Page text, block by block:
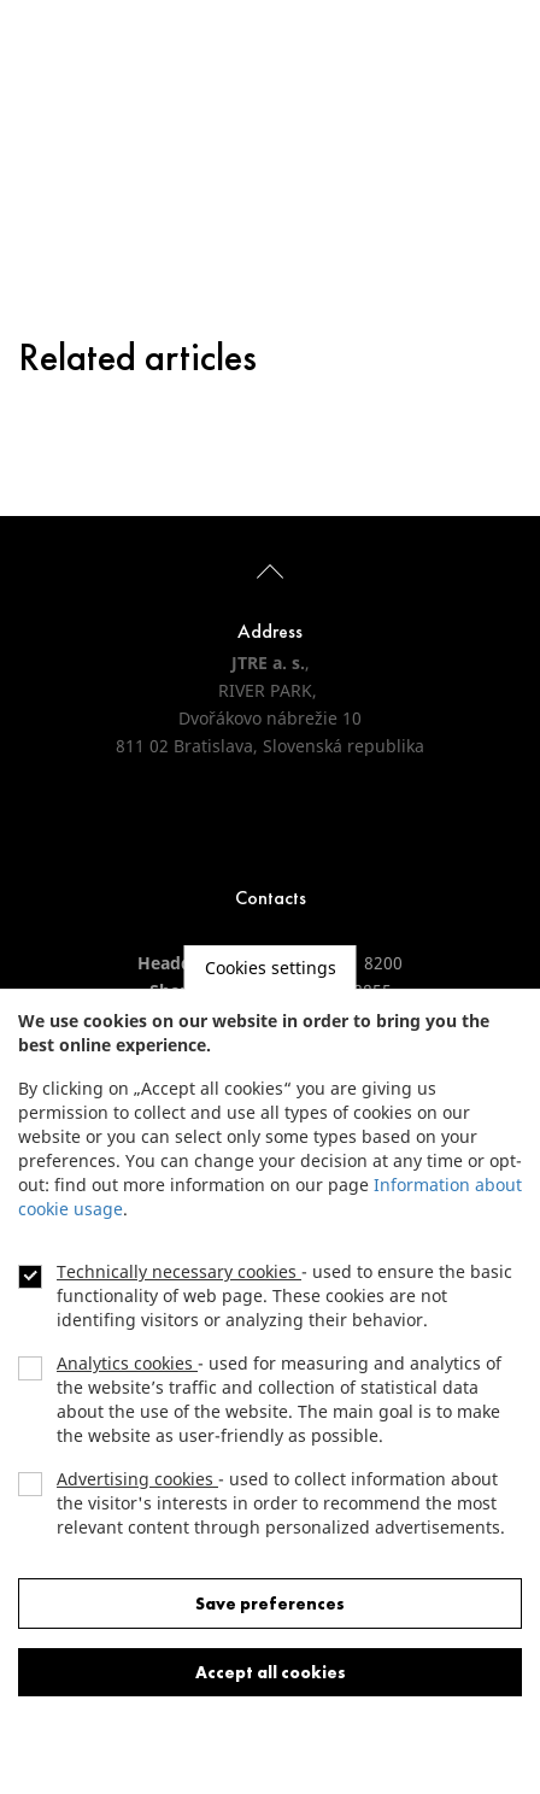
Related articles
Address
JTRE a. s.,
RIVER PARK,
Dvořákovo nábrežie 10
811 02 Bratislava, Slovenská republika
Contacts
Headquarters: +421 2 5941 8200
Showroom:
+421 2 5941 8855
Footer
menu
CONTACT
BONDS
DATA PROTECTION
Copyright (c) 2012 JTRE.
Cookies settings
We use cookies on our website in order to bring you the
best online experience.
By clicking on „Accept all cookies“ you are giving us
permission to collect and use all types of cookies on our
website or you can select only some types based on your
preferences. You can change your decision at any time or opt-
out: find out more information on our page Information about
cookie usage.
Technically necessary cookies - used to ensure the basic
functionality of web page. These cookies are not
identifing visitors or analyzing their behavior.
Analytics cookies - used for measuring and analytics of
the website’s traffic and collection of statistical data
about the use of the website. The main goal is to make
the website as user-friendly as possible.
Advertising cookies - used to collect information about
the visitor's interests in order to recommend the most
relevant content through personalized advertisements.
Save preferences
Accept all cookies
Reject all cookies